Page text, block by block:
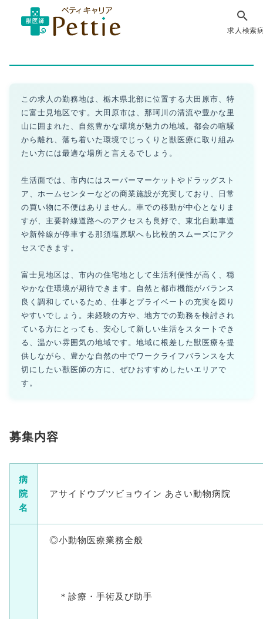
求人検索
この求人の勤務地は、栃木県北部に位置する大田原市、特
に富士見地区です。大田原市は、那珂川の清流や豊かな里
山に囲まれた、自然豊かな環境が魅力の地域。都会の喧騒
から離れ、落ち着いた環境でじっくりと獣医療に取り組み
たい方には最適な場所と言えるでしょう。
生活面では、市内にはスーパーマーケットやドラッグスト
ア、ホームセンターなどの商業施設が充実しており、日常
の買い物に不便はありません。車での移動が中心となりま
すが、主要幹線道路へのアクセスも良好で、東北自動車道
や新幹線が停車する那須塩原駅へも比較的スムーズにアク
セスできます。
富士見地区は、市内の住宅地として生活利便性が高く、穏
やかな住環境が期待できます。自然と都市機能がバランス
良く調和しているため、仕事とプライベートの充実を図り
やすいでしょう。未経験の方や、地方での勤務を検討され
ている方にとっても、安心して新しい生活をスタートでき
る、温かい雰囲気の地域です。地域に根差した獣医療を提
供しながら、豊かな自然の中でワークライフバランスを大
切にしたい獣医師の方に、ぜひおすすめしたいエリアで
す。
募集内容
病
院
名
アサイドウブツビョウイン あさい動物病院
◎小動物医療業務全般
＊診療・手術及び助手